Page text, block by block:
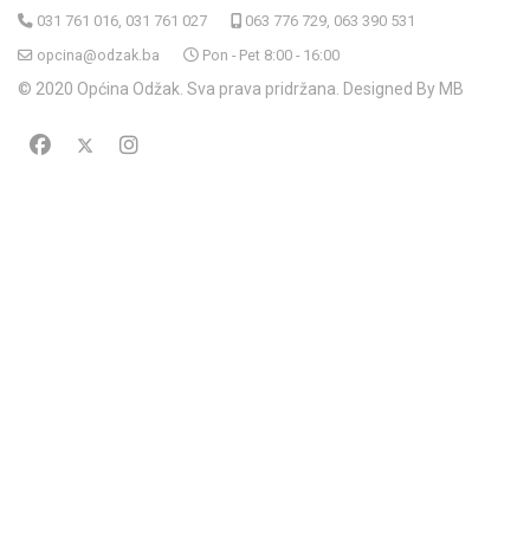
031 761 016, 031 761 027
063 776 729, 063 390 531
opcina@odzak.ba
Pon - Pet 8:00 - 16:00
© 2020 Općina Odžak. Sva prava pridržana. Designed By MB